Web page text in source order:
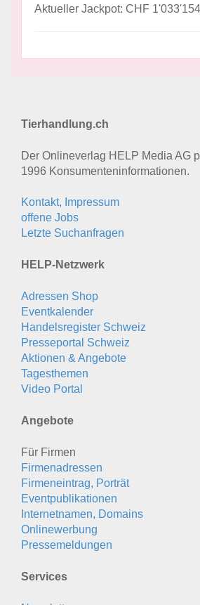
Aktueller Jackpot: CHF 1'033'154
Tierhandlung.ch
Der Onlineverlag HELP Media AG
1996 Konsumenten­informationen.
Kontakt, Impressum
offene Jobs
Letzte Suchanfragen
HELP-Netzwerk
Adressen Shop
Eventkalender
Handelsregister Schweiz
Presseportal Schweiz
Aktionen & Angebote
Tagesthemen
Video Portal
Angebote
Für Firmen
Firmenadressen
Firmeneintrag, Porträt
Eventpublikationen
Internetnamen, Domains
Onlinewerbung
Pressemeldungen
Services